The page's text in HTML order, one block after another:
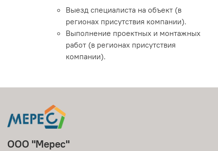
Выезд специалиста на объект (в
регионах присутствия компании).
Выполнение проектных и монтажных
работ (в регионах присутствия
компании).
ООО "Мерес"